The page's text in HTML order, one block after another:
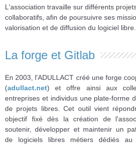
L'association travaille sur différents
collaboratifs, afin de poursuivre ses
valorisation et de diffusion du logiciel libre.
La forge et Gitlab
En 2003, l'ADULLACT créé une forge
(adullact.net) et offre ainsi aux
entreprises et individus une plate-forme
de projets libres. Cet outil vient
objectif fixé dès la création de
soutenir, développer et maintenir un
de logiciels libres métiers dédiés au